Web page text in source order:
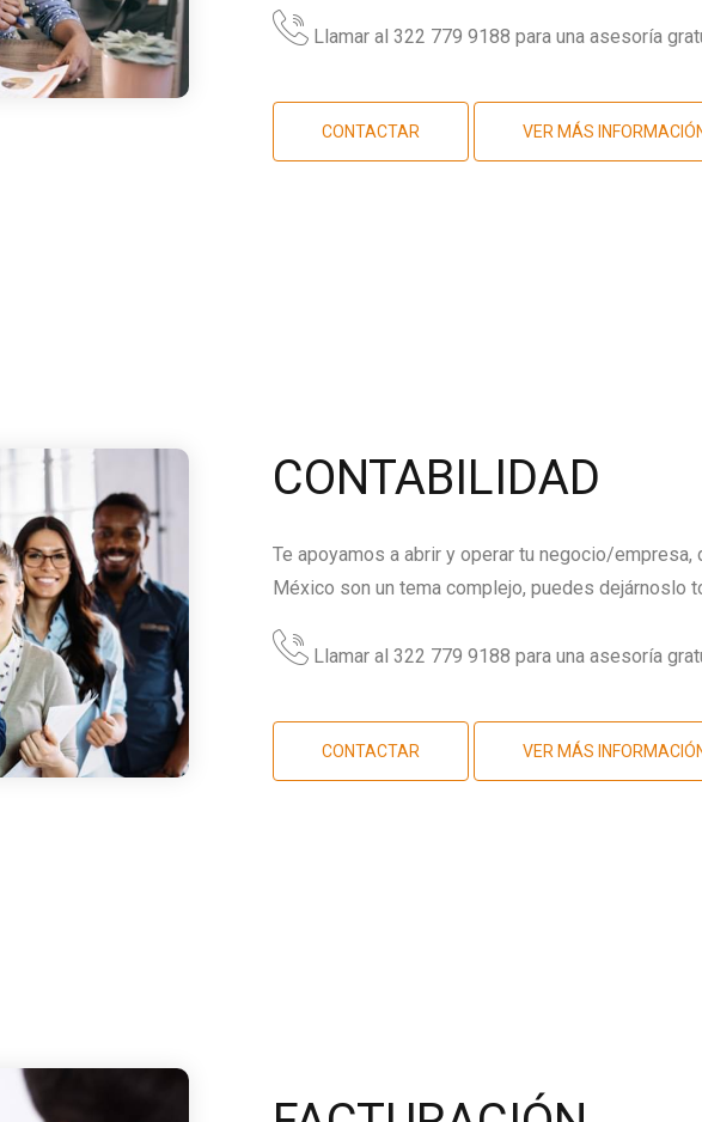
Llamar al 322 779 9188 para una asesoría
CONTACTAR VER MÁS
CONTABILIDAD
Te apoyamos a abrir y operar tu negocio/
México son un tema complejo, puedes dejárnoslo
Llamar al 322 779 9188 para una asesoría
CONTACTAR VER MÁS